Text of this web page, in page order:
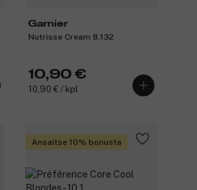
Garnier
Nutrisse Cream 8.132
10,90 €
10,90 € / kpl
Ansaitse 10% bonusta